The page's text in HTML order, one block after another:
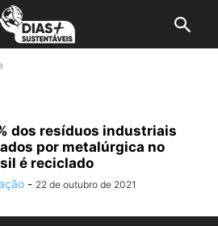
dos resíduos industriais
por metalúrgica no
é reciclado
- 22 de outubro de 2021